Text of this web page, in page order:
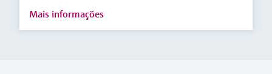
Mais informações